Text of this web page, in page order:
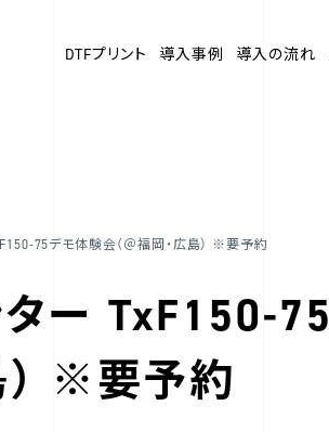
DTFプリント 導入事例 導入の流れ
75デモ体験会（＠福岡・広島） ※要予約
ー TxF150-
） ※要予約